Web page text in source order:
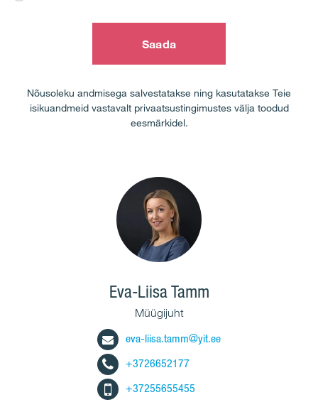
Saada
Nõusoleku andmisega salvestatakse ning kasutatakse Teie
isikuandmeid vastavalt privaatsustingimustes välja toodud
eesmärkidel.
Eva-Liisa Tamm
Müügijuht
eva-liisa.tamm@yit.ee
+3726652177
+37255655455